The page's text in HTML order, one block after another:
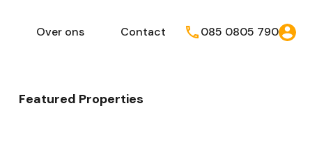
Over ons Contact 085 0805 790
Featured Properties